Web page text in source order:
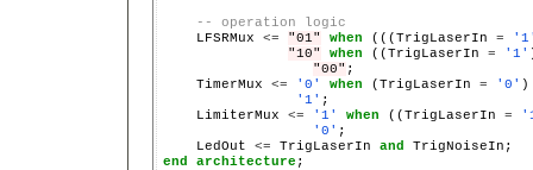
-- operation logic
    LFSRMux
<= "01" when (((TrigLaserIn =
"10"
when ((TrigLaserIn = '1'
"00" ;
    TimerMux
<= '0' when (TrigLaserIn = '0'
'1' ;
    LimiterMux
<= '1' when ((TrigLaserIn =
'0' ;
    LedOut
<= TrigLaserIn and
end
architecture